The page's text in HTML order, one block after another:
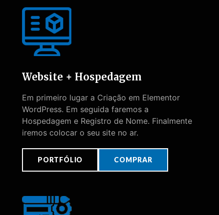
Website + Hospedagem
Em primeiro lugar a Criação em Elementor
WordPress. Em seguida faremos a
Hospedagem e Registro de Nome. Finalmente
iremos colocar o seu site no ar.
PORTFÓLIO COMPRAR